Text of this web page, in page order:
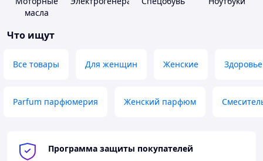
масла
Что ищут
Все товары Для женщин Женские Здоровье
Parfum парфюмерия Женский парфюм
Программа защиты покупателей